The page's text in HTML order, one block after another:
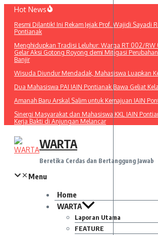
Lewati
konten
Hot News
Resmi Dilantik! Ini Rekam Jejak Prof. Wajidi Sayadi
Pontianak
Menghidupkan Tradisi Leluhur: Warga RT 002/
Gelar Aksi Gotong Royong demi Mitigasi
Banjir
Wisuda Diundur Mendadak, Mahasiswa Luapkan
Dua Mahasiswa PAI IAIN Pontianak Bawa Geliat
Amanah Baru Arskal Salim untuk Kemajuan IAIN
Sinergi Masyarakat dan Mahasiswa KKL IAIN
Kerja Bakti di Anjungan Melancar
WARTA
Beretika Cerdas dan Bertanggung Jawab
Menu
Home
WARTA
Laporan Utama
FEATURE